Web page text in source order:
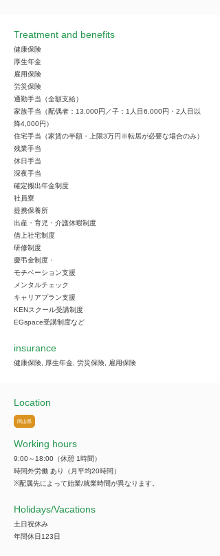
Treatment and benefits
健康保険
厚生年金
雇用保険
労災保険
通勤手当（全額支給）
家族手当（配偶者：13,000円／子：1人目6,000円・2人目以
降4,000円）
住宅手当（家賃の半額・上限3万円※転居が必要な場合のみ）
残業手当
休日手当
深夜手当
確定搬出年金制度
社員寮
提携保養所
出産・育児・介護休暇制度
借上社宅制度
研修制度
慶弔金制度・
モチベーション支援
メンタルチェック
キャリアプラン支援
KENスクール受講制度
EGspace受講制度など
insurance
健康保険, 厚生年金, 労災保険, 雇用保険
Location
岡山県
Working hours
9:00～18:00（休憩 1時間）
時間外労働 あり（月平均20時間）
※配属先によって始業/就業時間が異なります。
​Holidays/Vacations
土日祝休み
年間休日123日